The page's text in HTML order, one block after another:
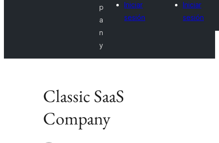
p
a
n
y
Iniciar
sesión
Iniciar
sesión
Classic SaaS
Company